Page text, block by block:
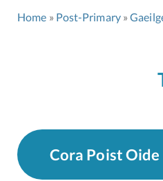
Home Post-Primary
Cora Poist Oide